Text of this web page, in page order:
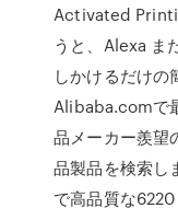
Activated
うと、Alexa ま
しかけるだけの
Alibaba.comで
品メーカー羨望
品製品を検索
で高品質な